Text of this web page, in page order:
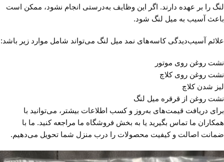
لنگ را بر عهده دارند. اگر این وظایف به‌درستی انجام نشود، ممکن است
باعث آسیب به میل لنگ شود.
علائم آسیب‌دیدگی کاسه‌های نمد میل لنگ می‌تواند شامل موارد زیر باشد:
نشت روغن روی موتور
نشت روغن روی کلاچ
لیز شدن کلاچ
نشت روغن از قرقره میل لنگ
برای دریافت قیمت‌های به‌روز و کسب اطلاعات بیشتر، می‌توانید با
همکاران ما تماس بگیرید یا به بخش فروشگاه ما مراجعه کنید. ما با
ضمانت اصالت و کیفیت محصولات را درب منزل شما تحویل می‌دهیم.